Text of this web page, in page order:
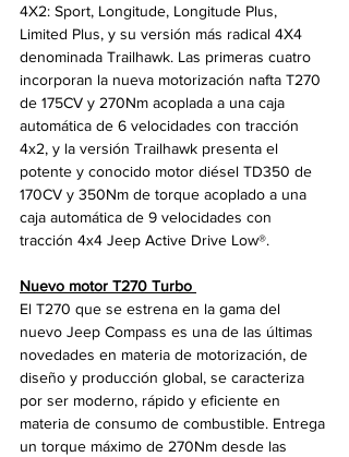
4X2: Sport, Longitude, Longitude Plus,
Limited Plus, y su versión más radical 4X4
denominada Trailhawk. Las primeras cuatro
incorporan la nueva motorización nafta T270
de 175CV y 270Nm acoplada a una caja
automática de 6 velocidades con tracción
4x2, y la versión Trailhawk presenta el
potente y conocido motor diésel TD350 de
170CV y 350Nm de torque acoplado a una
caja automática de 9 velocidades con
tracción 4x4 Jeep Active Drive Low®.
Nuevo motor T270 Turbo
El T270 que se estrena en la gama del
nuevo Jeep Compass es una de las últimas
novedades en materia de motorización, de
diseño y producción global, se caracteriza
por ser moderno, rápido y eficiente en
materia de consumo de combustible. Entrega
un torque máximo de 270Nm desde las